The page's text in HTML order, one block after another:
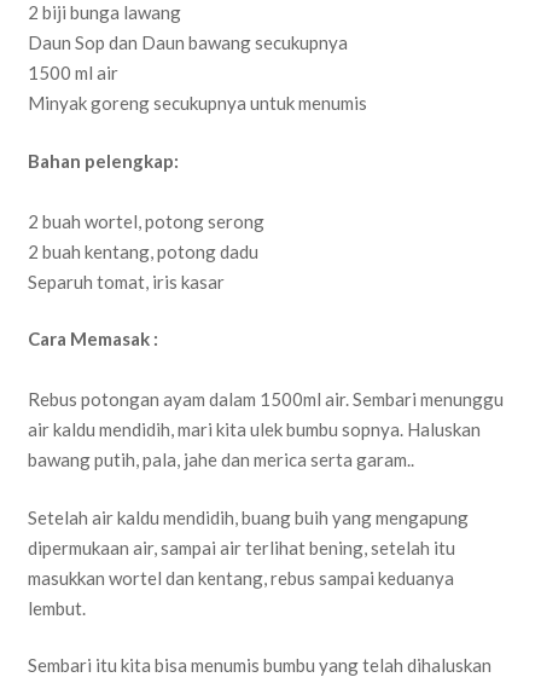
2 biji bunga lawang
Daun Sop dan Daun bawang secukupnya
1500 ml air
Minyak goreng secukupnya untuk menumis
Bahan pelengkap:
2 buah wortel, potong serong
2 buah kentang, potong dadu
Separuh tomat, iris kasar
Cara Memasak :
Rebus potongan ayam dalam 1500ml air. Sembari menunggu
air kaldu mendidih, mari kita ulek bumbu sopnya. Haluskan
bawang putih, pala, jahe dan merica serta garam..
Setelah air kaldu mendidih, buang buih yang mengapung
dipermukaan air, sampai air terlihat bening, setelah itu
masukkan wortel dan kentang, rebus sampai keduanya
lembut.
Sembari itu kita bisa menumis bumbu yang telah dihaluskan